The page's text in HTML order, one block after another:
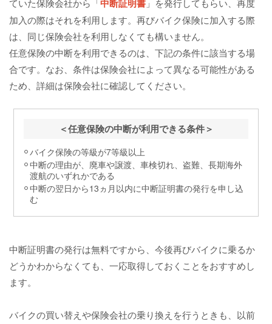
ていた保険会社から「 中断証明書 」を発行してもらい、再度
加入の際はそれを利用します。再びバイク保険に加入する際
は、同じ保険会社を利用しなくても構いません。
任意保険の中断を利用できるのは、下記の条件に該当する場
合です。なお、条件は保険会社によって異なる可能性がある
ため、詳細は保険会社に確認してください。
＜任意保険の中断が利用できる条件＞
バイク保険の等級が7等級以上
中断の理由が、廃車や譲渡、車検切れ、盗難、長期海外
渡航のいずれかである
中断の翌日から13ヵ月以内に中断証明書の発行を申し込
む
中断証明書の発行は無料ですから、今後再びバイクに乗るか
どうかわからなくても、一応取得しておくことをおすすめし
ます。
バイクの買い替えや保険会社の乗り換えを行うときも、以前